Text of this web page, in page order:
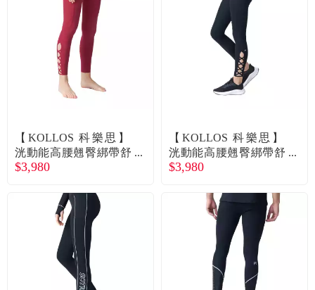
食品／健康食補
優惠活動
關於我們
【KOLLOS 科樂思】
洸動能高腰翹臀綁帶舒
活褲 女款（XS / S / M /
$3,980
【KOLLOS 科樂思】
洸動能高腰翹臀綁帶舒
活褲 女款（XS / S / M /
$3,980